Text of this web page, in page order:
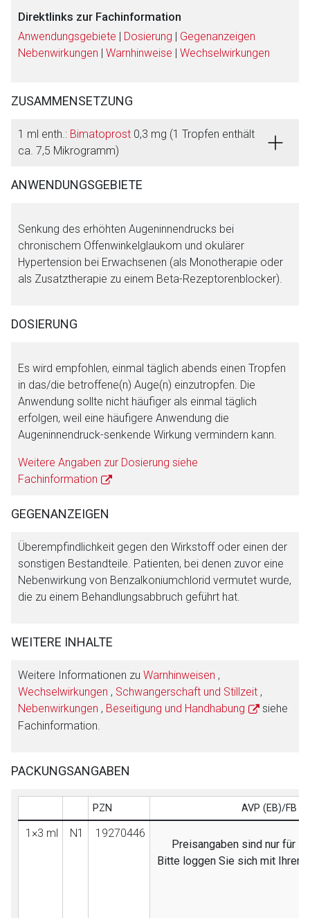
Direktlinks zur Fachinformation
Anwendungsgebiete | Dosierung | Gegenanzeigen
Nebenwirkungen | Warnhinweise | Wechselwirkungen
ZUSAMMENSETZUNG
1 ml enth.: Bimatoprost 0,3 mg (1 Tropfen enthält
ca. 7,5 Mikrogramm)
ANWENDUNGSGEBIETE
Senkung des erhöhten Augeninnendrucks bei
chronischem Offenwinkelglaukom und okulärer
Hypertension bei Erwachsenen (als Monotherapie oder
als Zusatztherapie zu einem Beta-Rezeptorenblocker).
DOSIERUNG
Es wird empfohlen, einmal täglich abends einen Tropfen
in das/die betroffene(n) Auge(n) einzutropfen. Die
Anwendung sollte nicht häufiger als einmal täglich
erfolgen, weil eine häufigere Anwendung die
Augeninnendruck-senkende Wirkung vermindern kann.
Weitere Angaben zur Dosierung siehe
Fachinformation
GEGENANZEIGEN
Überempfindlichkeit gegen den Wirkstoff oder einen der
sonstigen Bestandteile. Patienten, bei denen zuvor eine
Nebenwirkung von Benzalkoniumchlorid vermutet wurde,
die zu einem Behandlungsabbruch geführt hat.
WEITERE INHALTE
Weitere Informationen zu Warnhinweisen ,
Wechselwirkungen , Schwangerschaft und Stillzeit ,
Nebenwirkungen , Beseitigung und Handhabung
siehe
Fachinformation.
PACKUNGSANGABEN
PZN AVP (EB)/FB
1×3 ml N1
19270446
Preisangaben sind nur für
Bitte loggen Sie sich mit Ihrem
Aufruf einer externen Seite
Der von Ihnen aufgerufene Link öffnet eine externe Web-
Datenschutzbestimmungen.
Zurück zur rote-liste.de Zur Seite